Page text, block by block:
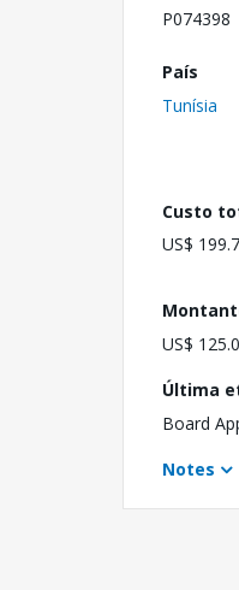
P074398
País
Tunísia
Custo
US$
US$
Última
Board
Notes